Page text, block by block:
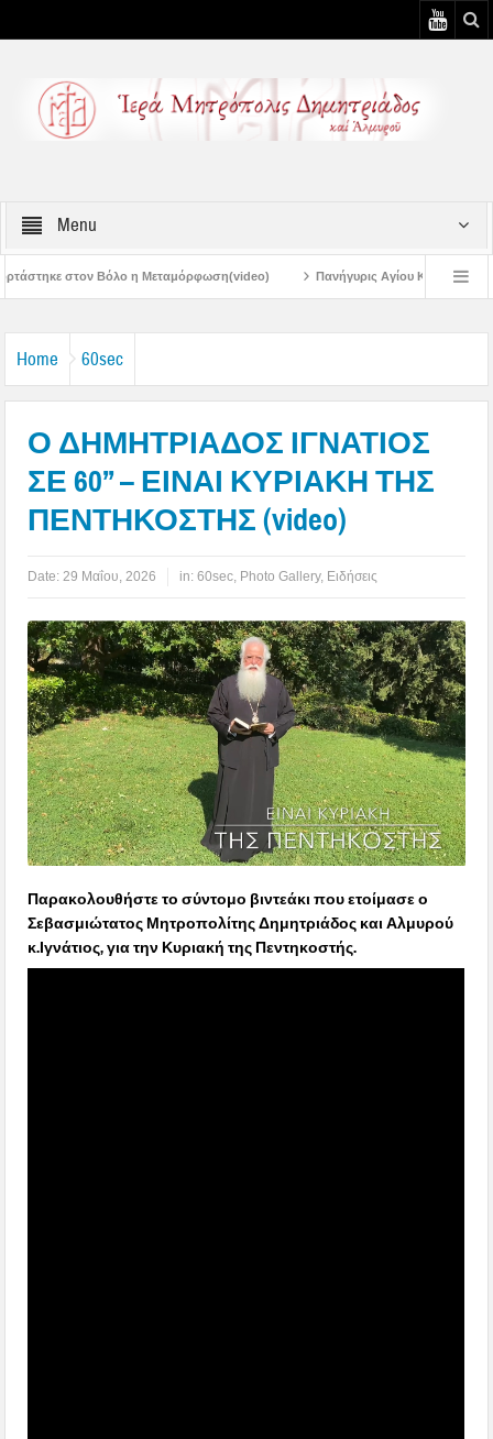
Menu
η Μεταμόρφωση(video) Πανήγυρις Αγίου Καλλινίκου Μητροπολίτου
Home 60sec
Ο ΔΗΜΗΤΡΙΑΔΟΣ ΙΓΝΑΤΙΟΣ
ΣΕ 60’’ – ΕΙΝΑΙ ΚΥΡΙΑΚΗ ΤΗΣ
ΠΕΝΤΗΚΟΣΤΗΣ (video)
Date: 29 Μαΐου, 2026 in:60sec Photo Gallery, Ειδήσεις
Παρακολουθήστε το σύντομο βιντεάκι που ετοίμασε ο
Σεβασμιώτατος Μητροπολίτης Δημητριάδος και Αλμυρού
κ.Ιγνάτιος, για την Κυριακή της Πεντηκοστής.